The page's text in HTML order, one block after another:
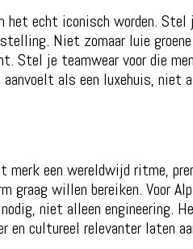
het echt iconisch worden. Stel
Niet zomaar luie groene
Stel je teamwear voor die
als een luxehuis, niet
een wereldwijd ritme,
graag willen bereiken. Voor
niet alleen engineering.
en cultureel relevanter laten